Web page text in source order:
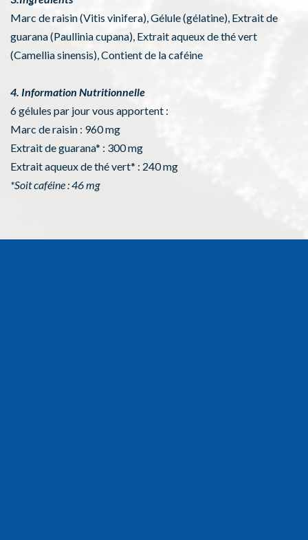
Marc de raisin (Vitis vinifera), Gélule (gélatine), Extrait de
guarana (Paullinia cupana), Extrait aqueux de thé vert
(Camellia sinensis), Contient de la caféine
4. Information Nutritionnelle
6 gélules par jour vous apportent :
Marc de raisin : 960 mg
Extrait de guarana* : 300 mg
Extrait aqueux de thé vert* : 240 mg
*Soit caféine : 46 mg